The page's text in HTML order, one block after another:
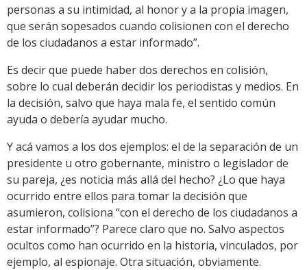
personas a su intimidad, al honor y a la propia imagen,
que serán sopesados cuando colisionen con el derecho
de los ciudadanos a estar informado”.
Es decir que puede haber dos derechos en colisión,
sobre lo cual deberán decidir los periodistas y medios. En
la decisión, salvo que haya mala fe, el sentido común
ayuda o debería ayudar mucho.
Y acá vamos a los dos ejemplos: el de la separación de un
presidente u otro gobernante, ministro o legislador de
su pareja, ¿es noticia más allá del hecho? ¿Lo que haya
ocurrido entre ellos para tomar la decisión que
asumieron, colisiona “con el derecho de los ciudadanos a
estar informado”? Parece claro que no. Salvo aspectos
ocultos como han ocurrido en la historia, vinculados, por
ejemplo, al espionaje. Otra situación, obviamente.